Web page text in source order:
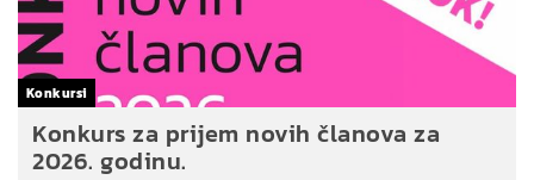
Konkursi
Konkurs za prijem novih članova za
2026. godinu.